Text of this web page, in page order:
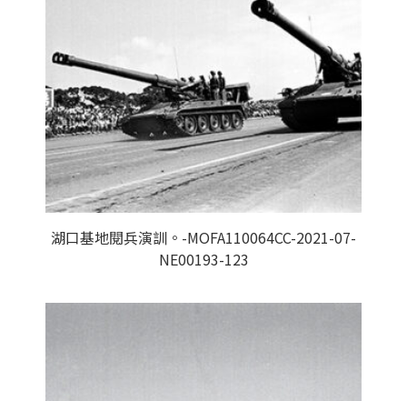
湖口基地閱兵演訓。-MOFA110064CC-2021-07-
NE00193-123